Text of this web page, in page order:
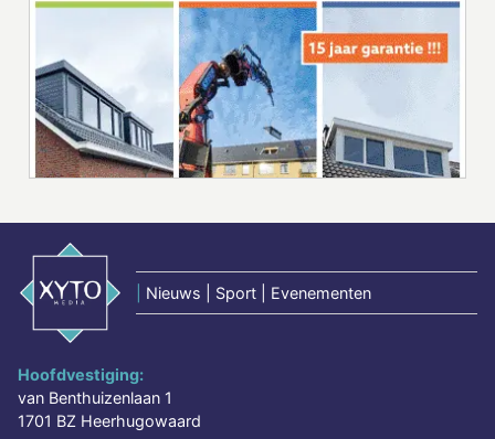
Nieuws | Sport | Evenementen
Hoofdvestiging:
van Benthuizenlaan 1
1701 BZ Heerhugowaard